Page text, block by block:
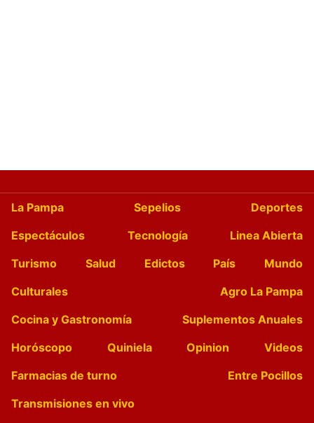
La Pampa Sepelios
Deportes
Espectáculos
Tecnología
Linea Abierta
Turismo
Salud Edictos País
Mundo
Culturales
Agro La Pampa
Cocina y Gastronomía
Suplementos Anuales
Horóscopo
Quiniela Opinion
Videos
Farmacias de turno
Entre Pocillos
Transmisiones en vivo